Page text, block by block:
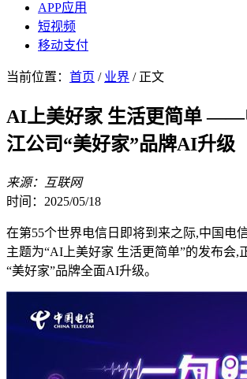
APP应用
短视频
移动支付
当前位置： 首页 / 业界 / 正文
AI上美好家 生活更简单 ——
江公司“美好家”品牌AI升级
来源：互联网
时间：2025/05/18
在第55个世界电信日即将到来之际,中国电
主题为“AI上美好家 生活更简单”的发布会,
“美好家”品牌全面AI升级。